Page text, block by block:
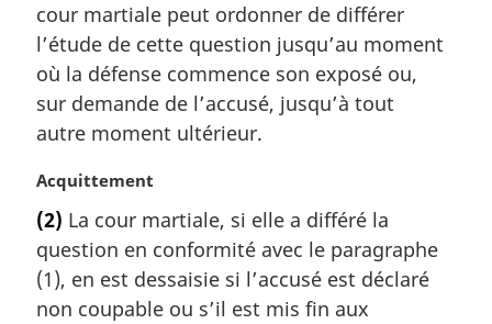
g
i
n
a
e
:
cour martiale peut ordonner de différer
l’étude de cette question jusqu’au moment
où la défense commence son exposé ou,
sur demande de l’accusé, jusqu’à tout
autre moment ultérieur.
N
t
e
m
a
Acquittement
(2) La cour martiale, si elle a différé la
question en conformité avec le paragraphe
(1), en est dessaisie si l’accusé est déclaré
non coupable ou s’il est mis fin aux